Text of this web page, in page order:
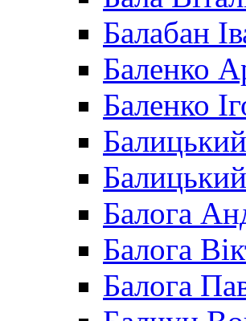
Балабан
Баленко
Баленко
Балога
Балога
Балога